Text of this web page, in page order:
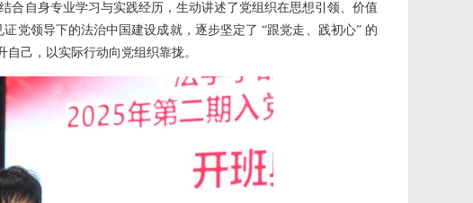
合自身专业学习与实践经历，生动讲述了党组织在思想引领、价值
领导下的法治中国建设成就，逐步坚定了 “跟党走、践初心” 的
己，以实际行动向党组织靠拢。